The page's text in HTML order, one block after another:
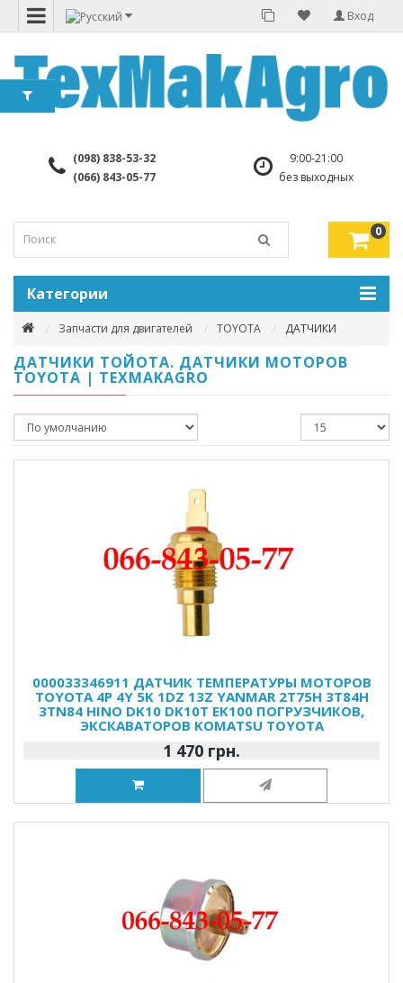
Вход
(098) 838-53-32
(066) 843-05-77
9:00-21:00
без выходных
0
Категории
Запчасти для двигателей TOYOTA ДАТЧИКИ
ДАТЧИКИ ТОЙОТА. ДАТЧИКИ МОТОРОВ
TOYOTA | TEXMAKAGRO
000033346911 ДАТЧИК ТЕМПЕРАТУРЫ МОТОРОВ
TOYOTA 4P 4Y 5K 1DZ 13Z YANMAR 2T75H 3T84H
3TN84 HINO DK10 DK10T EK100 ПОГРУЗЧИКОВ,
ЭКСКАВАТОРОВ KOMATSU TOYOTA
1 470 грн.